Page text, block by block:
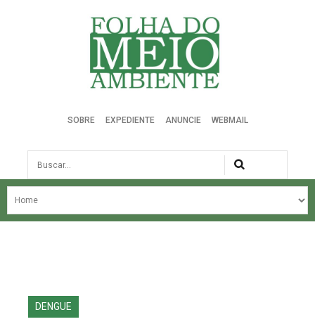
Folha do Meio Ambiente
SOBRE EXPEDIENTE ANUNCIE WEBMAIL
Busca
NOSSA HISTÓRIA
EDIÇÕES ANTERIORES
DENGUE